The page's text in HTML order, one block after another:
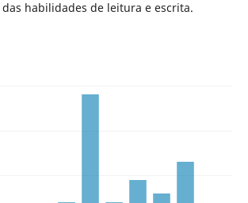
habilidades de leitura e escrita.